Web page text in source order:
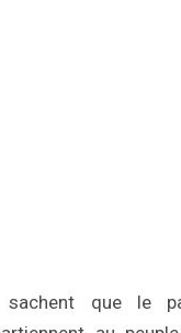
sachent que le